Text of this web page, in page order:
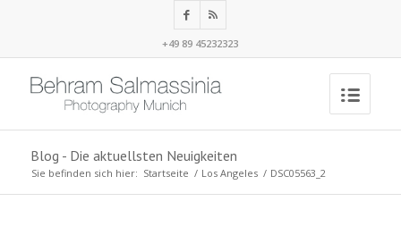
+49 89 45232323
Blog - Die aktuellsten Neuigkeiten
Sie befinden sich hier: Startseite / Los Angeles / DSC05563_2